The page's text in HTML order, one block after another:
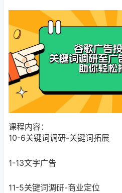
课程内容：
10-6关键词调研-关键词拓展
1-13文字广告
11-5关键词调研-商业定位